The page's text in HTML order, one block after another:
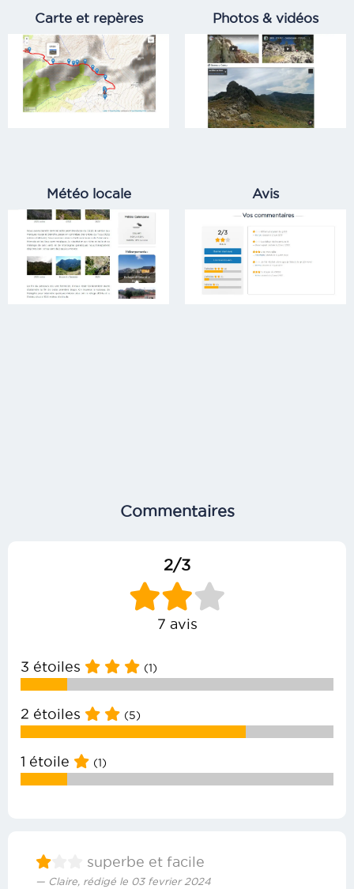
Carte et repères Photos & vidéos
Météo locale Avis
Commentaires
2/3
7 avis
3 étoiles (1)
2 étoiles (5)
1 étoile (1)
superbe et facile
Claire, rédigé le 03 fevrier 2024